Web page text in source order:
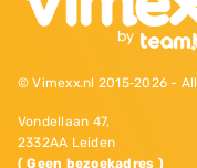
© Vimexx.nl 2015‐2026 -
Vondellaan 47,
2332AA Leiden
( Geen bezoekadres )